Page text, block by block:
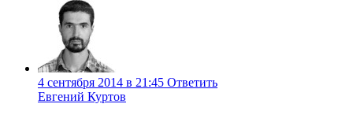
4 сентября 2014 в 21:45 Ответить
Евгений Куртов